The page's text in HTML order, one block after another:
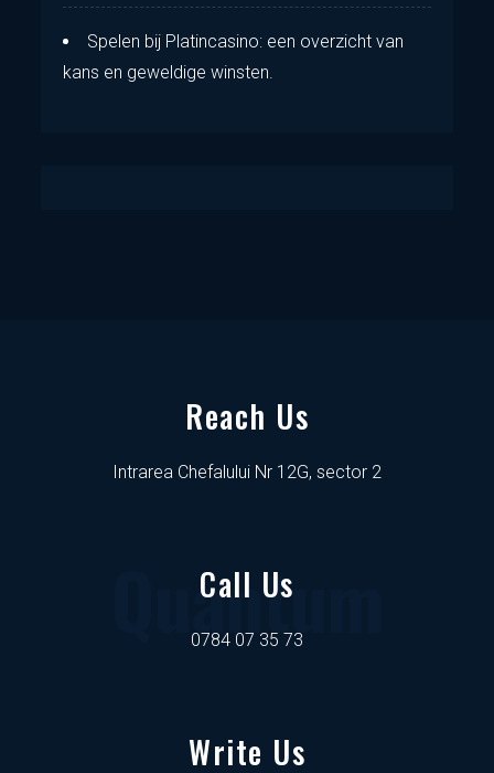
Spelen bij Platincasino: een overzicht van
kans en geweldige winsten.
Quantum
Reach Us
Intrarea Chefalului Nr 12G, sector 2
Call Us
0784 07 35 73
Write Us